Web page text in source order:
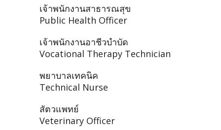
เจ้าพนักงานสาธารณสุข
Public Health Officer
เจ้าพนักงานอาชีวบำบัด
Vocational Therapy Technician
พยาบาลเทคนิค
Technical Nurse
สัตวแพทย์
Veterinary Officer